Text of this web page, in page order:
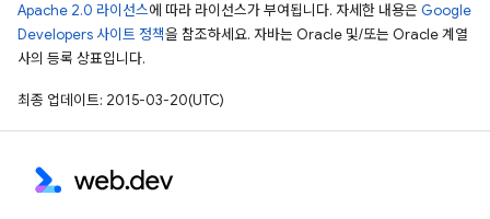
Apache 2.0 라이선스에 따라 라이선스가 부여됩니다. 자세한 내용은 Google
Developers 사이트 정책을 참조하세요. 자바는 Oracle 및/또는 Oracle 계열
사의 등록 상표입니다.
최종 업데이트: 2015-03-20(UTC)